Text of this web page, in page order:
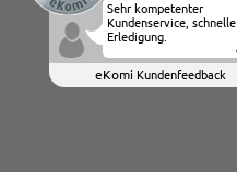
Sehr kompetenter
Kundenservice, schnelle
Erledigung.
eKomi Kundenfeedback